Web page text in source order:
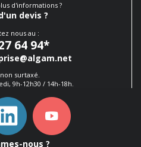
d'informations ?
devis ?
nous au :
64 94*
surtaxé.
9h-12h30 / 14h-18h.
nous ?